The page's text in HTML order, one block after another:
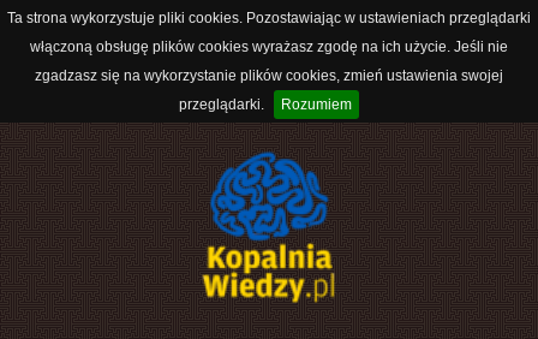
Ta strona wykorzystuje pliki cookies. Pozostawiając w ustawieniach przeglądarki
włączoną obsługę plików cookies wyrażasz zgodę na ich użycie. Jeśli nie
zgadzasz się na wykorzystanie plików cookies, zmień ustawienia swojej
przeglądarki.
Rozumiem